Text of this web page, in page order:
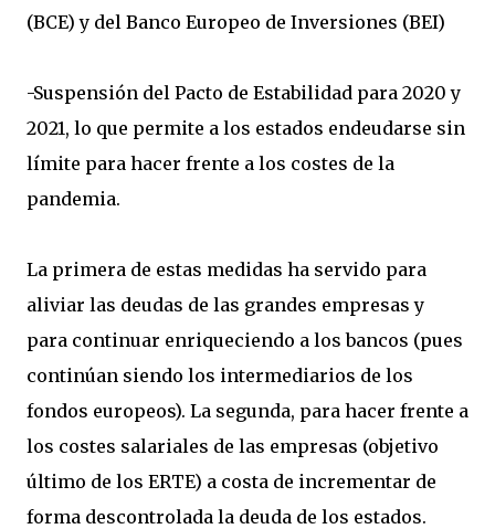
(BCE) y del Banco Europeo de Inversiones (BEI)
-Suspensión del Pacto de Estabilidad para 2020 y
2021, lo que permite a los estados endeudarse sin
límite para hacer frente a los costes de la
pandemia.
La primera de estas medidas ha servido para
aliviar las deudas de las grandes empresas y
para continuar enriqueciendo a los bancos (pues
continúan siendo los intermediarios de los
fondos europeos). La segunda, para hacer frente a
los costes salariales de las empresas (objetivo
último de los ERTE) a costa de incrementar de
forma descontrolada la deuda de los estados.